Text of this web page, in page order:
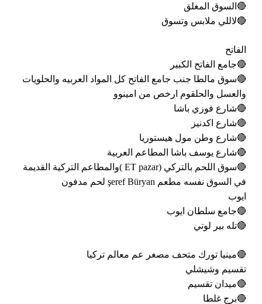
🔴السوق المغلق
🔴لاللي ملابس وتسوق
الفاتح
🔴جامع الفاتح الكبير
🔴سوق مالطا جنب جامع الفاتح كل المواد العربيه والحلويات
والعسل والحلقوم ارخص من امينوو
🔴شارع فوزي باشا
🔴شارع اكدنيز
🔴شارع وطن مول هيستوريا
🔴شارع يوسف باشا المطاعم العربية
🔴سوق اللحم بالتركي (ET pazar )والمطاعم التركية القديمة
في السوق نفسه مطعم şeref Büryan لحم مدفون
ايوب
🔴جامع سلطان ايوب
🔴تله بير لوتي
🔴مينيا تورك متحف مصغر عم معالم تركيا
تقسيم وشيشلي
🔴ميدان تقسيم
🔴برج غلطا